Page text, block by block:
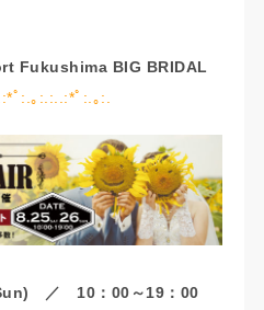
Fukushima BIG BRIDAL
.:*ﾟ:.｡:.:..:*ﾟ:.｡:.
／ 10：00～19：00